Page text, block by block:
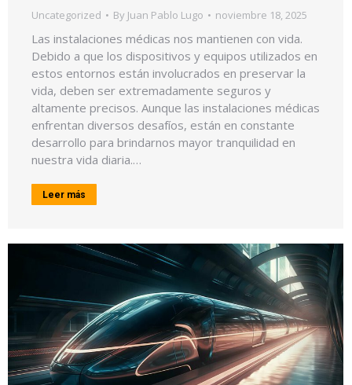
Uncategorized By Juan Pablo Lugo noviembre 18, 2025
Las instalaciones médicas nos mantienen con vida.
Debido a que los dispositivos y equipos utilizados en
estos entornos están involucrados en preservar la
vida, deben ser extremadamente seguros y
altamente precisos. Aunque las instalaciones médicas
enfrentan diversos desafíos, están en constante
desarrollo para brindarnos mayor tranquilidad en
nuestra vida diaria.…
Leer más